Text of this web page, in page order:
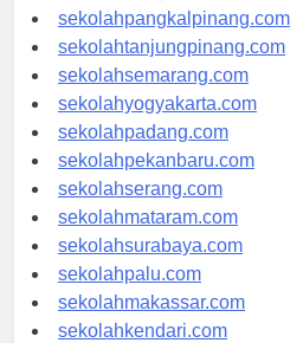
sekolahbengkulu.com
sekolahpangkalpinang.com
sekolahtanjungpinang.com
sekolahsemarang.com
sekolahyogyakarta.com
sekolahpadang.com
sekolahpekanbaru.com
sekolahserang.com
sekolahmataram.com
sekolahsurabaya.com
sekolahpalu.com
sekolahmakassar.com